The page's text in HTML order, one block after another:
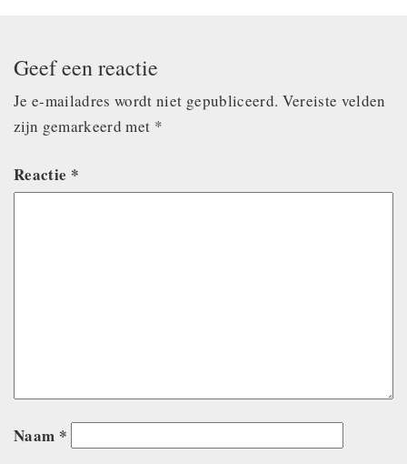
Geef een reactie
Je e-mailadres wordt niet gepubliceerd. Vereiste velden
zijn gemarkeerd met *
Reactie *
Naam *